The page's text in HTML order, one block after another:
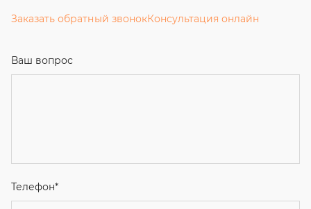
Заказать обратный звонокКонсультация онлайн
Ваш вопрос